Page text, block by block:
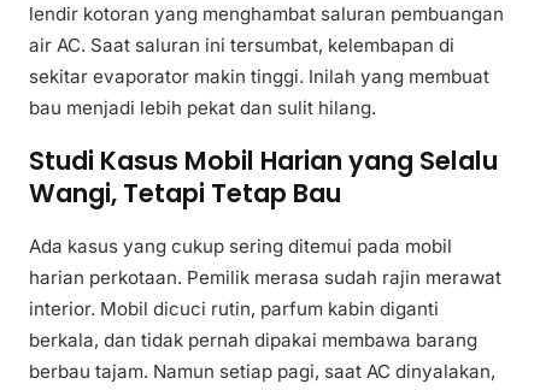
lendir kotoran yang menghambat saluran pembuangan
air AC. Saat saluran ini tersumbat, kelembapan di
sekitar evaporator makin tinggi. Inilah yang membuat
bau menjadi lebih pekat dan sulit hilang.
Studi Kasus Mobil Harian yang Selalu
Wangi, Tetapi Tetap Bau
Ada kasus yang cukup sering ditemui pada mobil
harian perkotaan. Pemilik merasa sudah rajin merawat
interior. Mobil dicuci rutin, parfum kabin diganti
berkala, dan tidak pernah dipakai membawa barang
berbau tajam. Namun setiap pagi, saat AC dinyalakan,